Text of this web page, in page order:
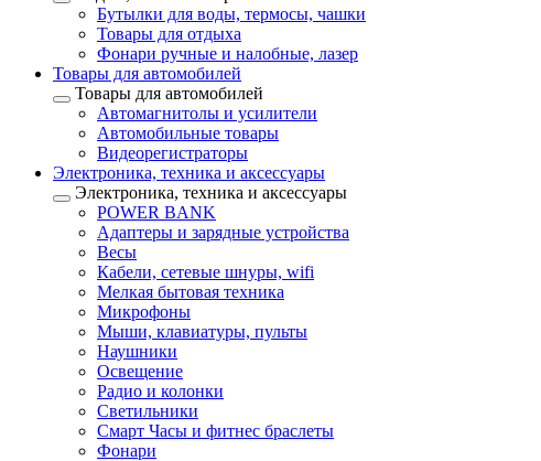
Бутылки для воды, термосы, чашки
Товары для отдыха
Фонари ручные и налобные, лазер
Товары для автомобилей
Товары для автомобилей
Автомагнитолы и усилители
Автомобильные товары
Видеорегистраторы
Электроника, техника и аксессуары
Электроника, техника и аксессуары
POWER BANK
Адаптеры и зарядные устройства
Весы
Кабели, сетевые шнуры, wifi
Мелкая бытовая техника
Микрофоны
Мыши, клавиатуры, пульты
Наушники
Освещение
Радио и колонки
Светильники
Смарт Часы и фитнес браслеты
Фонари